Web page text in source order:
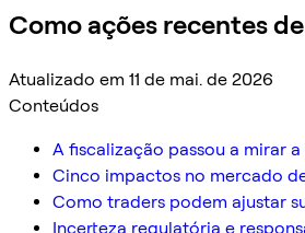
Como ações recentes
Atualizado em 11 de mai. de 2026
Conteúdos
A fiscalização passou a mirar
Cinco impactos no mercado
Como traders podem ajustar
Incerteza regulatória e